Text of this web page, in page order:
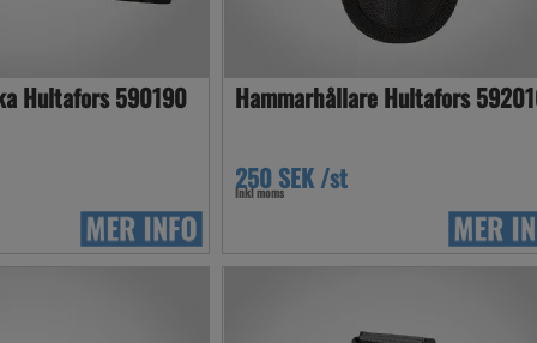
Hultafors 590190 Hammarhållare Hultafors
250 SEK /st
Inkl moms